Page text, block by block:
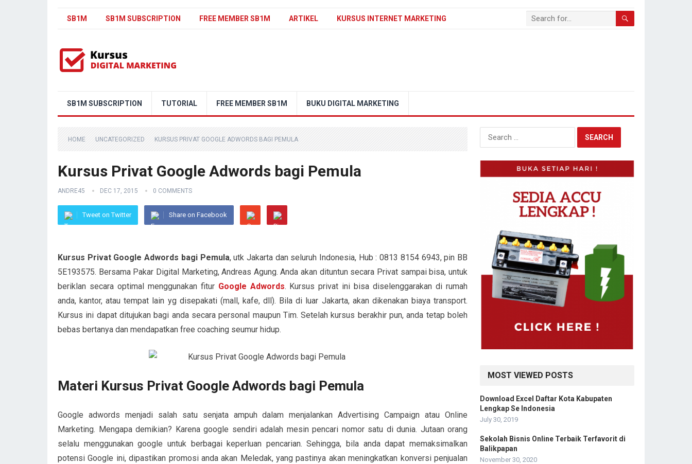
SB1M SB1M SUBSCRIPTION FREE MEMBER SB1M ARTIKEL KURSUS INTERNET MARKETING
SB1M SUBSCRIPTION TUTORIAL FREE MEMBER SB1M BUKU DIGITAL MARKETING
HOME UNCATEGORIZED KURSUS PRIVAT GOOGLE ADWORDS BAGI PEMULA
Kursus Privat Google Adwords bagi Pemula
ANDRE45 DEC 17, 2015 0 COMMENTS
Tweet on Twitter Share on Facebook
Kursus Privat Google Adwords bagi Pemula, utk Jakarta dan seluruh Indonesia, Hub : 0813 8154 6943, pin BB
5E193575. Bersama Pakar Digital Marketing, Andreas Agung. Anda akan dituntun secara Privat sampai bisa, untuk
beriklan secara optimal menggunakan fitur Google Adwords. Kursus privat ini bisa diselenggarakan di rumah
anda, kantor, atau tempat lain yg disepakati (mall, kafe, dll). Bila di luar Jakarta, akan dikenakan biaya transport.
Kursus ini dapat ditujukan bagi anda secara personal maupun Tim. Setelah kursus berakhir pun, anda tetap boleh
bebas bertanya dan mendapatkan free coaching seumur hidup.
Materi Kursus Privat Google Adwords bagi Pemula
Google adwords menjadi salah satu senjata ampuh dalam menjalankan Advertising Campaign atau Online
Marketing. Mengapa demikian? Karena google sendiri adalah mesin pencari nomor satu di dunia. Jutaan orang
selalu menggunakan google untuk berbagai keperluan pencarian. Sehingga, bila anda dapat memaksimalkan
potensi Google ini, dipastikan promosi anda akan Meledak, yang pastinya akan meningkatkan konversi penjualan
Search
for:
MOST VIEWED POSTS
Download Excel Daftar Kota Kabupaten
Lengkap Se Indonesia
July 30, 2019
Sekolah Bisnis Online Terbaik Terfavorit di
Balikpapan
November 30, 2020